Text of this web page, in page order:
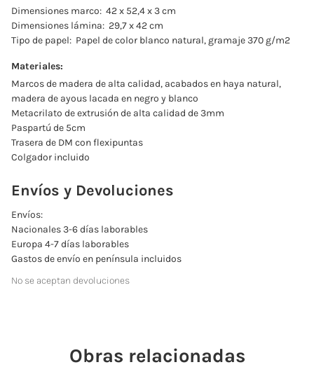
Dimensiones marco: 42 x 52,4 x 3 cm
Dimensiones lámina: 29,7 x 42 cm
Tipo de papel: Papel de color blanco natural, gramaje 370 g/m2
Materiales:
Marcos de madera de alta calidad, acabados en haya natural,
madera de ayous lacada en negro y blanco
Metacrilato de extrusión de alta calidad de 3mm
Paspartú de 5cm
Trasera de DM con flexipuntas
Colgador incluido
Envíos y Devoluciones
Envíos:
Nacionales 3-6 días laborables
Europa 4-7 días laborables
Gastos de envío en península incluidos
No se aceptan devoluciones
Obras relacionadas